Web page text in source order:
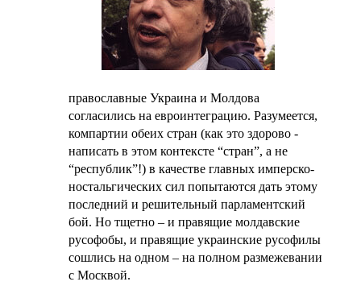
православные Украина и Молдова
согласились на евроинтеграцию. Разумеется,
компартии обеих стран (как это здорово -
написать в этом контексте “стран”, а не
“республик”!) в качестве главных имперско-
ностальгических сил попытаются дать этому
последний и решительный парламентский
бой. Но тщетно – и правящие молдавские
русофобы, и правящие украинские русофилы
сошлись на одном – на полном размежевании
с Москвой.